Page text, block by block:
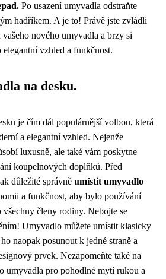
Po usazení umyvadla odstraňte
hadříkem. A je to! Právě jste zvládli
nového umyvadla a brzy si
vzhled a funkčnost.
na desku.
je čím dál populárnější volbou, která
a elegantní vzhled. Nejenže
luxusně, ale také vám poskytne
koupelnových doplňků. Před
důležité správně umístit umyvadlo
a funkčnost, aby bylo používání
členy rodiny. Nebojte se
Umyvadlo můžete umístit klasicky
naopak posunout k jedné straně a
prvek. Nezapomeňte také na
umyvadla pro pohodlné mytí rukou a